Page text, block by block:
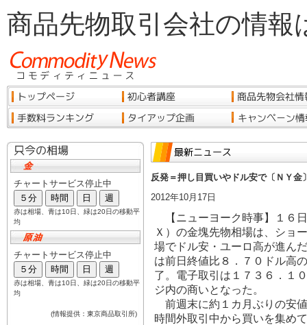
商品先物取引会社の情
反発＝押し目買いやドル安で〔ＮＹ金
2012年10月17日
【ニューヨーク時事】１６
Ｘ）の金塊先物相場は、ショ
場でドル安・ユーロ高が進ん
は前日終値比８．７０ドル高
了。電子取引は１７３６．１
ジ内の商いとなった。
前週末に約１カ月ぶりの安
時間外取引中から買いを集め